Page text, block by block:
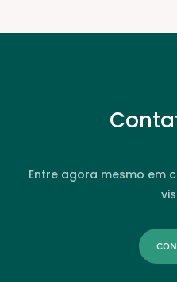
Entre agora mesmo em